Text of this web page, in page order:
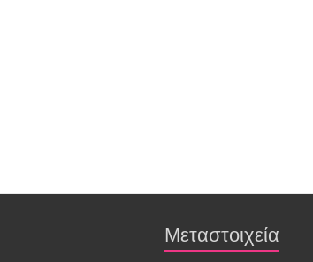
Μεταστοιχεία